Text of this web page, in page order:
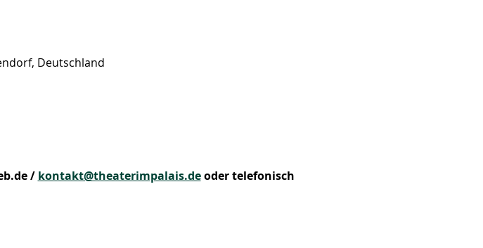
Deutschland
/ kontakt@theaterimpalais.de oder telefonisch